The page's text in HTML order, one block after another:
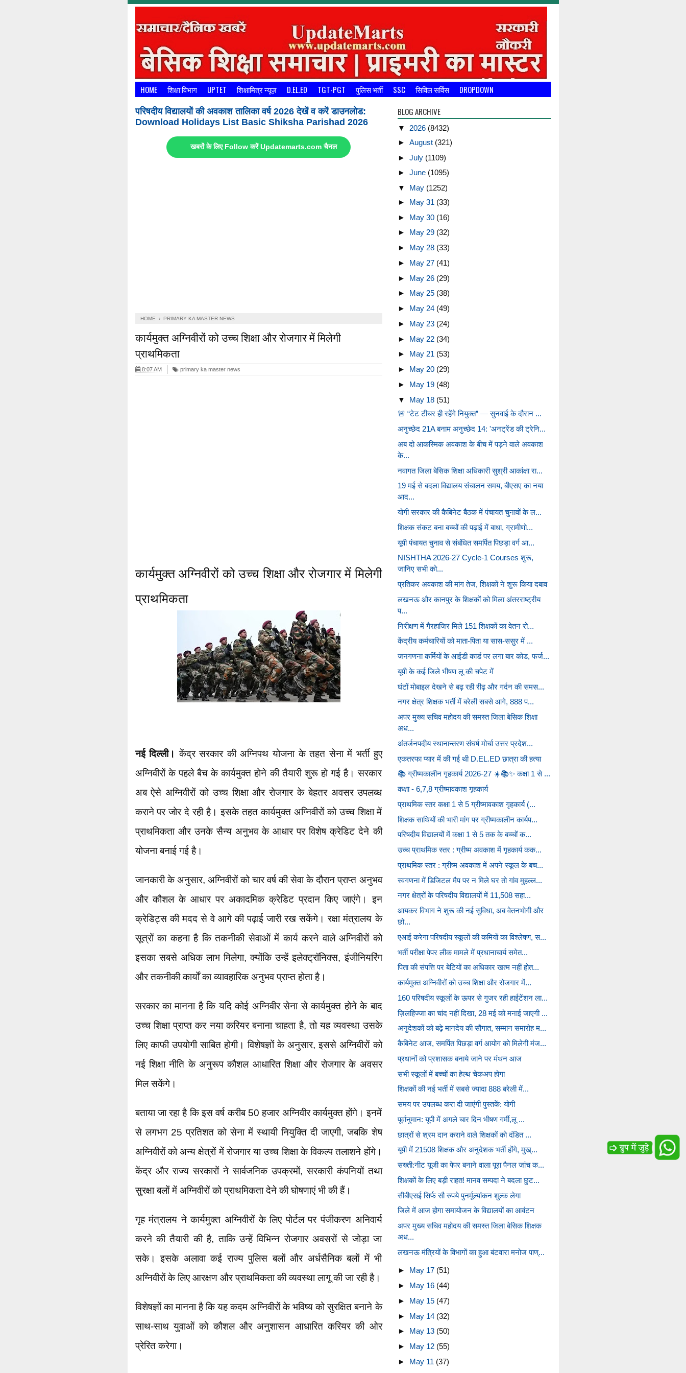
HOME शिक्षा विभाग UPTET शिक्षामित्र न्यूज़ D.EL.ED TGT-PGT पुलिस भर्ती SSC सिविल सर्विस DROPDOWN
परिषदीय विद्यालयों की अवकाश तालिका वर्ष 2026 देखें व करें डाउनलोड:
Download Holidays List Basic Shiksha Parishad 2026
खबरों के लिए Follow करें Updatemarts.com चैनल
HOME › PRIMARY KA MASTER NEWS
कार्यमुक्त अग्निवीरों को उच्च शिक्षा और रोजगार में मिलेगी
प्राथमिकता
8:07 AM primary ka master news
कार्यमुक्त अग्निवीरों को उच्च शिक्षा और रोजगार में मिलेगी
प्राथमिकता
नई दिल्ली। केंद्र सरकार की अग्निपथ योजना के तहत सेना में भर्ती हुए
अग्निवीरों के पहले बैच के कार्यमुक्त होने की तैयारी शुरू हो गई है। सरकार
अब ऐसे अग्निवीरों को उच्च शिक्षा और रोजगार के बेहतर अवसर उपलब्ध
कराने पर जोर दे रही है। इसके तहत कार्यमुक्त अग्निवीरों को उच्च शिक्षा में
प्राथमिकता और उनके सैन्य अनुभव के आधार पर विशेष क्रेडिट देने की
योजना बनाई गई है।
जानकारी के अनुसार, अग्निवीरों को चार वर्ष की सेवा के दौरान प्राप्त अनुभव
और कौशल के आधार पर अकादमिक क्रेडिट प्रदान किए जाएंगे। इन
क्रेडिट्स की मदद से वे आगे की पढ़ाई जारी रख सकेंगे। रक्षा मंत्रालय के
सूत्रों का कहना है कि तकनीकी सेवाओं में कार्य करने वाले अग्निवीरों को
इसका सबसे अधिक लाभ मिलेगा, क्योंकि उन्हें इलेक्ट्रॉनिक्स, इंजीनियरिंग
और तकनीकी कार्यों का व्यावहारिक अनुभव प्राप्त होता है।
सरकार का मानना है कि यदि कोई अग्निवीर सेना से कार्यमुक्त होने के बाद
उच्च शिक्षा प्राप्त कर नया करियर बनाना चाहता है, तो यह व्यवस्था उसके
लिए काफी उपयोगी साबित होगी। विशेषज्ञों के अनुसार, इससे अग्निवीरों को
नई शिक्षा नीति के अनुरूप कौशल आधारित शिक्षा और रोजगार के अवसर
मिल सकेंगे।
बताया जा रहा है कि इस वर्ष करीब 50 हजार अग्निवीर कार्यमुक्त होंगे। इनमें
से लगभग 25 प्रतिशत को सेना में स्थायी नियुक्ति दी जाएगी, जबकि शेष
अग्निवीरों को अन्य क्षेत्रों में रोजगार या उच्च शिक्षा के विकल्प तलाशने होंगे।
केंद्र और राज्य सरकारों ने सार्वजनिक उपक्रमों, सरकारी कंपनियों तथा
सुरक्षा बलों में अग्निवीरों को प्राथमिकता देने की घोषणाएं भी की हैं।
गृह मंत्रालय ने कार्यमुक्त अग्निवीरों के लिए पोर्टल पर पंजीकरण अनिवार्य
करने की तैयारी की है, ताकि उन्हें विभिन्न रोजगार अवसरों से जोड़ा जा
सके। इसके अलावा कई राज्य पुलिस बलों और अर्धसैनिक बलों में भी
अग्निवीरों के लिए आरक्षण और प्राथमिकता की व्यवस्था लागू की जा रही है।
विशेषज्ञों का मानना है कि यह कदम अग्निवीरों के भविष्य को सुरक्षित बनाने के
साथ-साथ युवाओं को कौशल और अनुशासन आधारित करियर की ओर
प्रेरित करेगा।
BLOG ARCHIVE
▼ 2026 (8432)
► August (321)
► July (1109)
► June (1095)
▼ May (1252)
► May 31 (33)
► May 30 (16)
► May 29 (32)
► May 28 (33)
► May 27 (41)
► May 26 (29)
► May 25 (38)
► May 24 (49)
► May 23 (24)
► May 22 (34)
► May 21 (53)
► May 20 (29)
► May 19 (48)
▼ May 18 (51)
🚨 “टेट टीचर ही रहेंगे नियुक्त” — सुनवाई के दौरान ...
अनुच्छेद 21A बनाम अनुच्छेद 14: 'अनट्रेंड की ट्रेनि...
अब दो आकस्मिक अवकाश के बीच में पड़ने वाले अवकाश
के...
नवागत जिला बेसिक शिक्षा अधिकारी सुश्री आकांक्षा रा...
19 मई से बदला विद्यालय संचालन समय, बीएसए का नया
आद...
योगी सरकार की कैबिनेट बैठक में पंचायत चुनावों के ल...
शिक्षक संकट बना बच्चों की पढ़ाई में बाधा, ग्रामीणो...
यूपी पंचायत चुनाव से संबंधित समर्पित पिछड़ा वर्ग आ...
NISHTHA 2026-27 Cycle-1 Courses शुरू,
जानिए सभी को...
प्रतिकर अवकाश की मांग तेज, शिक्षकों ने शुरू किया दबाव
लखनऊ और कानपुर के शिक्षकों को मिला अंतरराष्ट्रीय
प...
निरीक्षण में गैरहाजिर मिले 151 शिक्षकों का वेतन रो...
केंद्रीय कर्मचारियों को माता-पिता या सास-ससुर में ...
जनगणना कर्मियों के आईडी कार्ड पर लगा बार कोड, फर्ज...
यूपी के कई जिले भीषण लू की चपेट में
घंटों मोबाइल देखने से बढ़ रही रीढ़ और गर्दन की समस...
नगर क्षेत्र शिक्षक भर्ती में बरेली सबसे आगे, 888 प...
अपर मुख्य सचिव महोदय की समस्त जिला बेसिक शिक्षा
अध...
अंतर्जनपदीय स्थानान्तरण संघर्ष मोर्चा उत्तर प्रदेश...
एकतरफा प्यार में की गई थी D.EL.ED छात्रा की हत्या
📚 ग्रीष्मकालीन गृहकार्य 2026-27 ☀️📚✨ कक्षा 1 से ...
कक्षा - 6,7,8 ग्रीष्मावकाश गृहकार्य
प्राथमिक स्तर कक्षा 1 से 5 ग्रीष्मावकाश गृहकार्य (...
शिक्षक साथियों की भारी मांग पर ग्रीष्मकालीन कार्यप...
परिषदीय विद्यालयों में कक्षा 1 से 5 तक के बच्चों क...
उच्च प्राथमिक स्तर : ग्रीष्म अवकाश में गृहकार्य कक...
प्राथमिक स्तर : ग्रीष्म अवकाश में अपने स्कूल के बच...
स्वगणना में डिजिटल मैप पर न मिले घर तो गांव मुहल्ल...
नगर क्षेत्रों के परिषदीय विद्यालयों में 11,508 सहा...
आयकर विभाग ने शुरू की नई सुविधा, अब वेतनभोगी और
छो...
एआई करेगा परिषदीय स्कूलों की कमियों का विश्लेषण, स...
भर्ती परीक्षा पेपर लीक मामले में प्रधानाचार्य समेत...
पिता की संपत्ति पर बेटियों का अधिकार खत्म नहीं होत...
कार्यमुक्त अग्निवीरों को उच्च शिक्षा और रोजगार में...
160 परिषदीय स्कूलों के ऊपर से गुजर रही हाईटेंशन ला...
ज़िलहिज्जा का चांद नहीं दिखा, 28 मई को मनाई जाएगी ...
अनुदेशकों को बढ़े मानदेय की सौगात, सम्मान समारोह म...
कैबिनेट आज, समर्पित पिछड़ा वर्ग आयोग को मिलेगी मंज...
प्रधानों को प्रशासक बनाये जाने पर मंथन आज
सभी स्कूलों में बच्चों का हेल्थ चेकअप होगा
शिक्षकों की नई भर्ती में सबसे ज्यादा 888 बरेली में...
समय पर उपलब्ध करा दी जाएंगी पुस्तकें: योगी
पूर्वानुमान: यूपी में अगले चार दिन भीषण गर्मी,लू ...
छात्रों से श्रम दान कराने वाले शिक्षकों को दंडित ...
यूपी में 21508 शिक्षक और अनुदेशक भर्ती होंगे, मुख्...
सख्ती:नीट यूजी का पेपर बनाने वाला पूरा पैनल जांच क...
शिक्षकों के लिए बड़ी राहत! मानव सम्पदा ने बदला छुट...
सीबीएसई सिर्फ सौ रुपये पुनर्मूल्यांकन शुल्क लेगा
जिले में आज होगा समायोजन के विद्यालयों का आवंटन
अपर मुख्य सचिव महोदय की समस्त जिला बेसिक शिक्षक
अध...
लखनऊ मंत्रियों के विभागों का हुआ बंटवारा मनोज पाण्...
► May 17 (51)
► May 16 (44)
► May 15 (47)
► May 14 (32)
► May 13 (50)
► May 12 (55)
► May 11 (37)